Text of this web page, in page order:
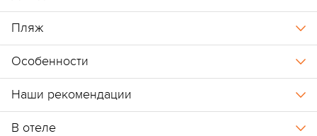
Пляж
Особенности
Наши рекомендации
В отеле